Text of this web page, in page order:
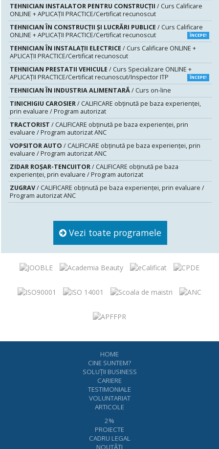
TEHNICIAN INSTALATOR PENTRU CONSTRUCŢII / Curs Calificare
ONLINE + APLICAȚII PRACTICE/Certificat recunoscut
TEHNICIAN ÎN CONSTRUCŢII ŞI LUCRĂRI PUBLICE / Curs Calificare
ONLINE + APLICAȚII PRACTICE/Certificat recunoscut
ÎNCEPE!
TEHNICIAN ÎN INSTALAŢII ELECTRICE / Curs Calificare ONLINE +
APLICAȚII PRACTICE/Certificat recunoscut
TEHNICIAN PRESTATII VEHICULE / Curs Specializare ONLINE +
APLICAȚII PRACTICE/Certificat recunoscut/Inspector ITP
ÎNCEPE!
TEHNICIAN ÎN INDUSTRIA ALIMENTARĂ/ Curs on-line
TINICHIGIU CAROSIER/ CALIFICARE obținută pe baza experienței,
prin evaluare / Program autorizat
TRACTORIST / CALIFICARE obținută pe baza experienței, prin
evaluare / Program autorizat ANC
VOPSITOR AUTO / CALIFICARE obținută pe baza experienței, prin
evaluare / Program autorizat ANC
ZIDAR ROȘAR-TENCUITOR/ CALIFICARE obținută pe baza
experienței, prin evaluare / Program autorizat
ZUGRAV/ CALIFICARE obținută pe baza experienței, prin evaluare /
Program autorizat ANC
Vezi toate programele
HOME
CINE SUNTEM?
SOLUŢII BUSINESS
CARIERE
TESTIMONIALE
VOLUNTARIAT
ARTICOLE
2%
PROIECTE
CADRU LEGAL
NOUTĂŢI